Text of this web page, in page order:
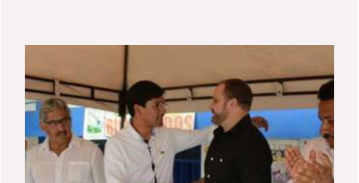
Agua y Saneamiento de España por valor de
1,5 millones de euros.